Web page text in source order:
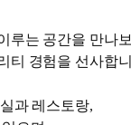
루는 공간을 만나
티 경험을 선사합
과 레스토랑,